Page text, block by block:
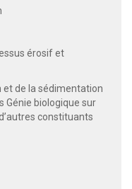
érosif et
et de la sédimentation
Génie biologique sur
constituants